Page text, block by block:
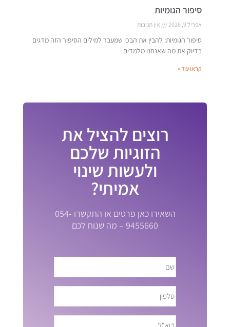
סיפור הגומיות
אפריל 9, 2026 אין תגובות
סיפור הגומיות: להבין את הבכי שמעבר למילים הסיפור הזה מדגים
בדיוק את מה שאנחנו מלמדים
קראו עוד »
רוצים להציל את
הזוגיות שלכם
ולעשות שינוי
אמיתי?
השאירו כאן פרטים או התקשרו 054-
9455660 – מה שנוח לכם